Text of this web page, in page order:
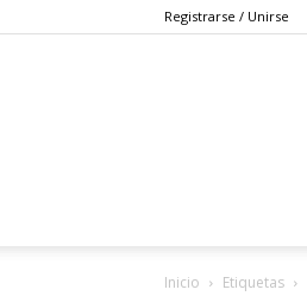
Registrarse / Unirse
Inicio Etiquetas